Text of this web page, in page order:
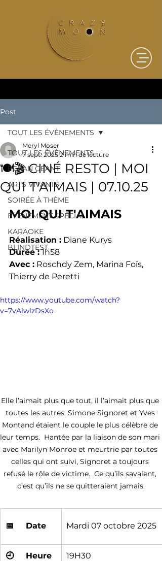
Post
TOUT LES ÉVÈNEMENTS
ÉCRAN GÉANT
ARTS VIVANTS
SOIRÉE À THÈME
ÉVÈNEMENT SPÉCIAL
KARAOKE
BLINDTEST
TOUT LES ÉVÈNEMENTS
🍽️🎬 CINÉ RESTO | MOI
QUI T'AIMAIS | 07.10.25
Meryl Moser
7 sept. 2025 2 min de lecture
Ciné Resto
MOI QUI T'AIMAIS
Réalisation : Diane Kurys
Durée : 1h58
Avec : Roschdy Zem, Marina Foïs,
Thierry de Peretti
https://www.youtube.com/watch?
v=7vAlwlzDsXo
Elle l’aimait plus que tout, il l’aimait plus que
toutes les autres. Simone Signoret et Yves
Montand étaient le couple le plus célèbre de
leur temps.  Hantée par la liaison de son mari
avec Marilyn Monroe et meurtrie par toutes
celles qui ont suivi, Signoret a toujours
refusé le rôle de victime.  Ce qu’ils savaient,
c’est qu’ils ne se quitteraient jamais.
📅
	Date
Mardi 07 octobre 2025
🕘	Heure 19H30